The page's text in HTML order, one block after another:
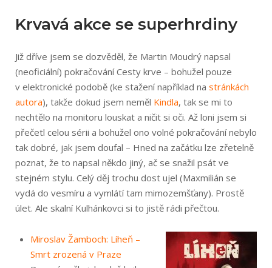
Krvavá akce se superhrdiny
Již dříve jsem se dozvěděl, že Martin Moudrý napsal
(neoficiální) pokračování Cesty krve – bohužel pouze
v elektronické podobě (ke stažení například na stránkách
autora), takže dokud jsem neměl Kindla, tak se mi to
nechtělo na monitoru louskat a ničit si oči. Až loni jsem si
přečetl celou sérii a bohužel ono volné pokračování nebylo
tak dobré, jak jsem doufal – Hned na začátku lze zřetelně
poznat, že to napsal někdo jiný, ač se snažil psát ve
stejném stylu. Celý děj trochu dost ujel (Maxmilián se
vydá do vesmíru a vymlátí tam mimozemšťany). Prostě
úlet. Ale skalní Kulhánkovci si to jistě rádi přečtou.
Miroslav Žamboch: Líheň –
Smrt zrozená v Praze